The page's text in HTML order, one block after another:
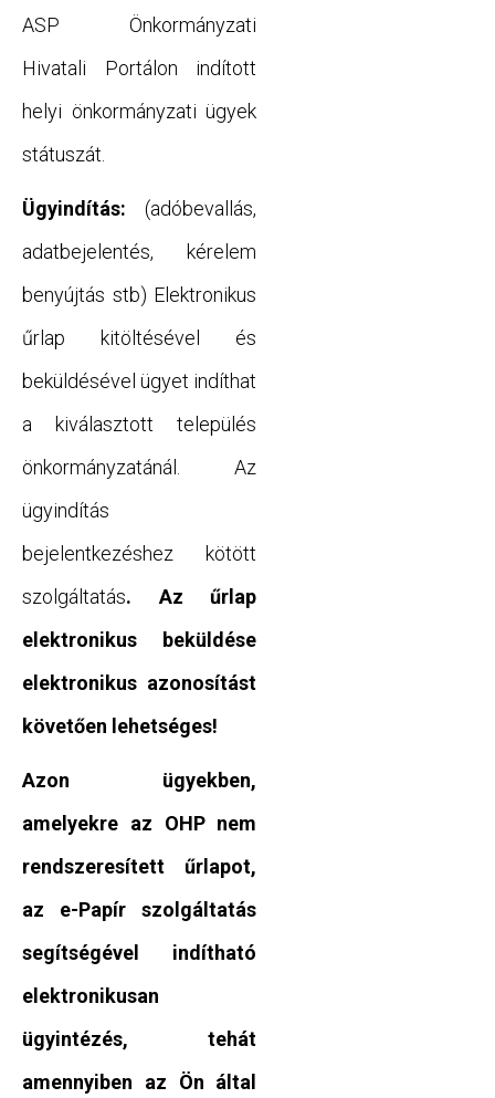
ASP Önkormányzati
Hivatali Portálon indított
helyi önkormányzati ügyek
státuszát.
Ügyindítás: (adóbevallás,
adatbejelentés, kérelem
benyújtás stb) Elektronikus
űrlap kitöltésével és
beküldésével ügyet indíthat
a kiválasztott település
önkormányzatánál. Az
ügyindítás
bejelentkezéshez kötött
szolgáltatás. Az űrlap
elektronikus beküldése
elektronikus azonosítást
követően lehetséges!
Azon ügyekben,
amelyekre az OHP nem
rendszeresített űrlapot,
az e-Papír szolgáltatás
segítségével indítható
elektronikusan
ügyintézés, tehát
amennyiben az Ön által